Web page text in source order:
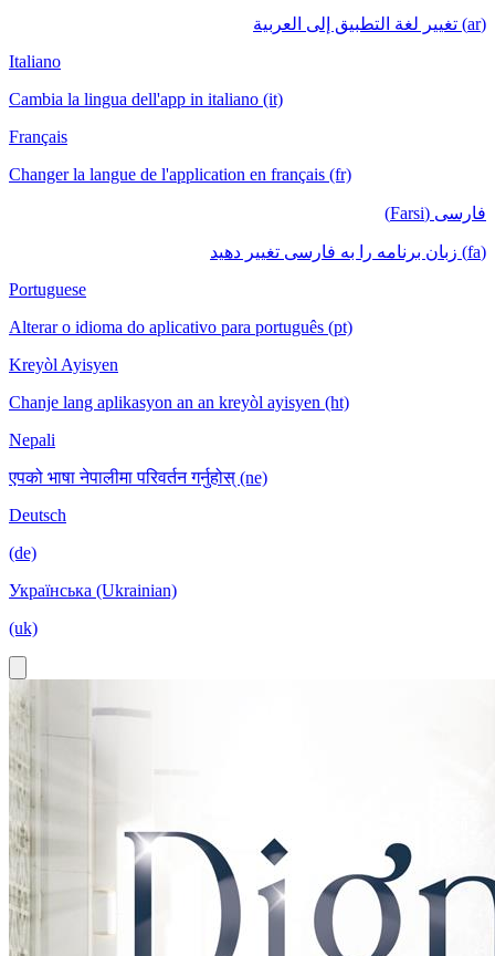
(ar) تغيير لغة التطبيق إلى العربية
Italiano
Cambia la lingua dell'app in italiano (it)
Français
Changer la langue de l'application en français (fr)
فارسی (Farsi)
(fa) زبان برنامه را به فارسی تغییر دهید
Portuguese
Alterar o idioma do aplicativo para português (pt)
Kreyòl Ayisyen
Chanje lang aplikasyon an an kreyòl ayisyen (ht)
Nepali
एपको भाषा नेपालीमा परिवर्तन गर्नुहोस् (ne)
Deutsch
(de)
Українська (Ukrainian)
(uk)